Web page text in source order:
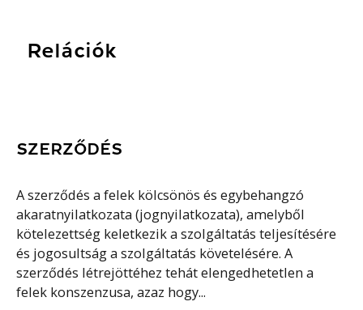
Relációk
SZERZŐDÉS
A szerződés a felek kölcsönös és egybehangzó
akaratnyilatkozata (jognyilatkozata), amelyből
kötelezettség keletkezik a szolgáltatás teljesítésére
és jogosultság a szolgáltatás követelésére. A
szerződés létrejöttéhez tehát elengedhetetlen a
felek konszenzusa, azaz hogy...